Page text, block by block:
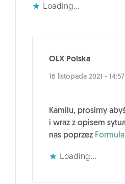
Loading...
OLX Polska
16 listopada 2021 - 14:57
Kamilu, prosimy
i wraz z opisem
nas poprzez
Loading...